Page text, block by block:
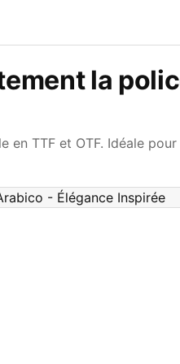
la
en TTF et OTF. Idéale